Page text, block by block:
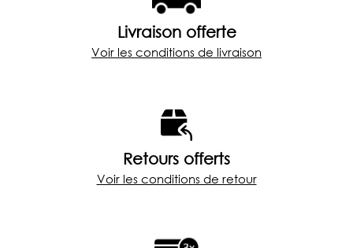
Livraison offerte
Voir les conditions de livraison
Retours offerts
Voir les conditions de retour